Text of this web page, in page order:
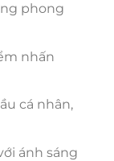
phong
nhấn
cá nhân,
ánh sáng